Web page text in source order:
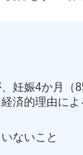
妊娠4か月（
済的理由に
ないこと